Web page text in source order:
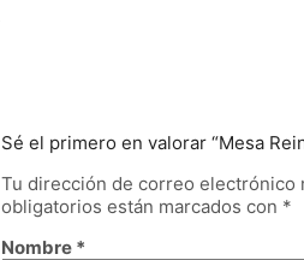
Sé el primero en valorar “Mesa
Tu dirección de correo electrónico
obligatorios están marcados con *
Nombre *